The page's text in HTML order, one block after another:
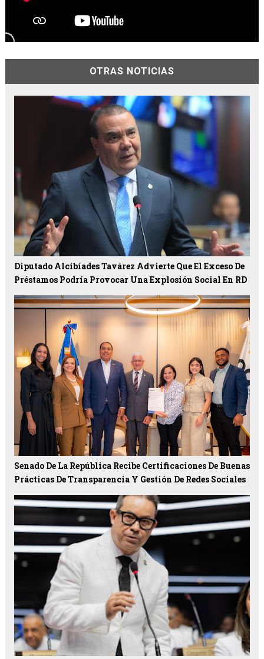
OTRAS NOTICIAS
Diputado Alcibíades Tavárez Advierte Que El Exceso De
Préstamos Podría Provocar Una Explosión Social En RD
Senado De La República Recibe Certificaciones De Buenas
Prácticas De Transparencia Y Gestión De Redes Sociales